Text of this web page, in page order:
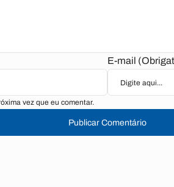
E-mail
vez que eu comentar.
Publicar Comentário